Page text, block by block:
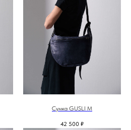
Сумка GUSLI М
42 500 ₽